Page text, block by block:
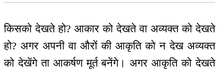
किसको देखते हो? आकार को देखते वा अव्यक्त को देखते
हो? अगर अपनी वा औरों की आकृति को न देख अव्यक्त
को देखेंगे ता आकर्षण मूर्त बनेंगे। अगर आकृति को देखते